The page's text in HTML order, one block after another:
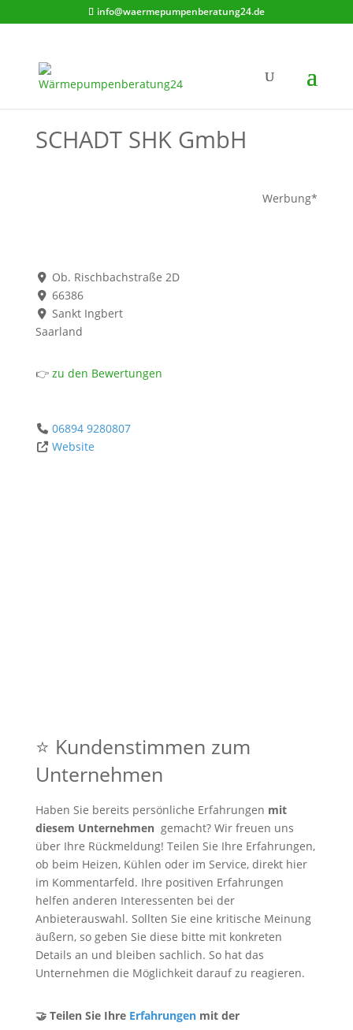
info@waermepumpenberatung24.de
SCHADT SHK GmbH
Werbung*
Ob. Rischbachstraße 2D
66386
Sankt Ingbert
Saarland
👉zu den Bewertungen
06894 9280807
Website
⭐ Kundenstimmen zum
Unternehmen
Haben Sie bereits persönliche Erfahrungen mit
diesem Unternehmen gemacht? Wir freuen uns
über Ihre Rückmeldung! Teilen Sie Ihre Erfahrungen,
ob beim Heizen, Kühlen oder im Service, direkt hier
im Kommentarfeld. Ihre positiven Erfahrungen
helfen anderen Interessenten bei der
Anbieterauswahl. Sollten Sie eine kritische Meinung
äußern, so geben Sie diese bitte mit konkreten
Details an und bleiben sachlich. So hat das
Unternehmen die Möglichkeit darauf zu reagieren.
🤝 Teilen Sie Ihre Erfahrungenmit der